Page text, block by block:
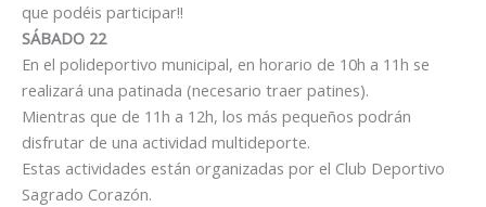
que podéis participar!!
SÁBADO 22
En el polideportivo municipal, en horario de 10h a 11h se
realizará una patinada (necesario traer patines).
Mientras que de 11h a 12h, los más pequeños podrán
disfrutar de una actividad multideporte.
Estas actividades están organizadas por el Club Deportivo
Sagrado Corazón.